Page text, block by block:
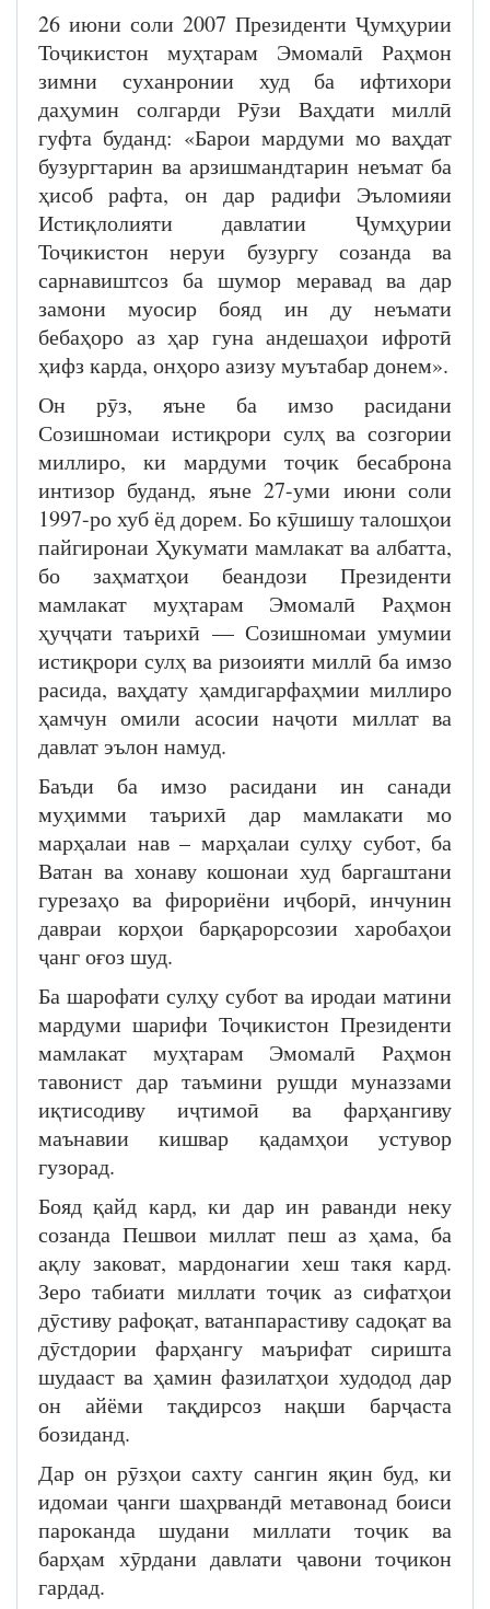
26 июни соли 2007 Президенти Ҷумҳурии
Тоҷикистон муҳтарам Эмомалӣ Раҳмон
зимни суханронии худ ба ифтихори
даҳумин солгарди Рӯзи Ваҳдати миллӣ
гуфта буданд: «Барои мардуми мо ваҳдат
бузургтарин ва арзишмандтарин неъмат ба
ҳисоб рафта, он дар радифи Эъломияи
Истиқлолияти давлатии Ҷумҳурии
Тоҷикистон неруи бузургу созанда ва
сарнавиштсоз ба шумор меравад ва дар
замони муосир бояд ин ду неъмати
бебаҳоро аз ҳар гуна андешаҳои ифротӣ
ҳифз карда, онҳоро азизу муътабар донем».
Он рӯз, яъне ба имзо расидани
Созишномаи истиқрори сулҳ ва созгории
миллиро, ки мардуми тоҷик бесаброна
интизор буданд, яъне 27-уми июни соли
1997-ро хуб ёд дорем. Бо кӯшишу талошҳои
пайгиронаи Ҳукумати мамлакат ва албатта,
бо заҳматҳои беандози Президенти
мамлакат муҳтарам Эмомалӣ Раҳмон
ҳуҷҷати таърихӣ — Созишномаи умумии
истиқрори сулҳ ва ризоияти миллӣ ба имзо
расида, ваҳдату ҳамдигарфаҳмии миллиро
ҳамчун омили асосии наҷоти миллат ва
давлат эълон намуд.
Баъди ба имзо расидани ин санади
муҳимми таърихӣ дар мамлакати мо
марҳалаи нав – марҳалаи сулҳу субот, ба
Ватан ва хонаву кошонаи худ баргаштани
гурезаҳо ва фирориёни иҷборӣ, инчунин
давраи корҳои барқарорсозии харобаҳои
ҷанг оғоз шуд.
Ба шарофати сулҳу субот ва иродаи матини
мардуми шарифи Тоҷикистон Президенти
мамлакат муҳтарам Эмомалӣ Раҳмон
тавонист дар таъмини рушди муназзами
иқтисодиву иҷтимоӣ ва фарҳангиву
маънавии кишвар қадамҳои устувор
гузорад.
Бояд қайд кард, ки дар ин раванди неку
созанда Пешвои миллат пеш аз ҳама, ба
ақлу заковат, мардонагии хеш такя кард.
Зеро табиати миллати тоҷик аз сифатҳои
дӯстиву рафоқат, ватанпарастиву садоқат ва
дӯстдории фарҳангу маърифат сиришта
шудааст ва ҳамин фазилатҳои худодод дар
он айёми тақдирсоз нақши барҷаста
бозиданд.
Дар он рӯзҳои сахту сангин яқин буд, ки
идомаи ҷанги шаҳрвандӣ метавонад боиси
пароканда шудани миллати тоҷик ва
барҳам хӯрдани давлати ҷавони тоҷикон
гардад.